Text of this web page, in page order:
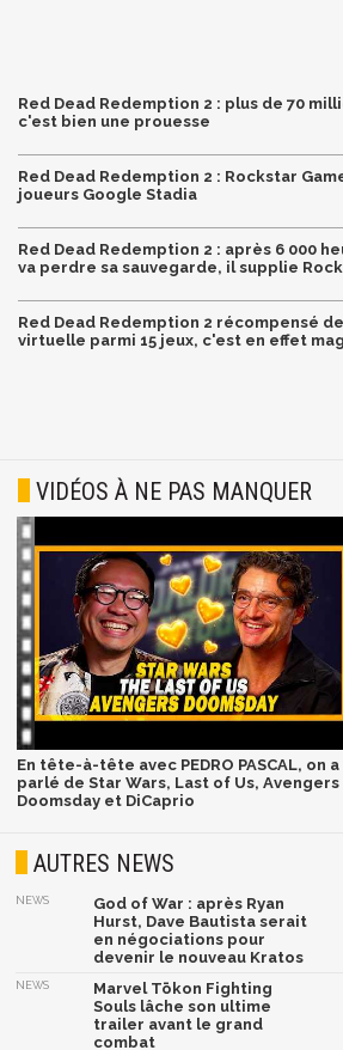
Red Dead Redemption 2 : plus de 70
c'est bien une prouesse
Red Dead Redemption 2 : Rockstar
joueurs Google Stadia
Red Dead Redemption 2 : après 6 000
va perdre sa sauvegarde, il supplie
Red Dead Redemption 2 récompensé
virtuelle parmi 15 jeux, c'est en effet
VIDÉOS À NE PAS MANQUER
En tête-à-tête avec PEDRO PASCAL, on a
parlé de Star Wars, Last of Us, Avengers
Doomsday et DiCaprio
AUTRES NEWS
NEWS
God of War : après Ryan
Hurst, Dave Bautista serait
en négociations pour
devenir le nouveau Kratos
NEWS
Marvel Tōkon Fighting
Souls lâche son ultime
trailer avant le grand
combat